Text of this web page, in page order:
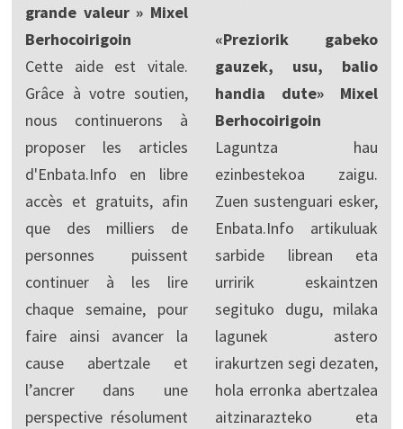
grande valeur » Mixel
Berhocoirigoin
Cette aide est vitale.
Grâce à votre soutien,
nous continuerons à
proposer les articles
d'Enbata.Info en libre
accès et gratuits, afin
que des milliers de
personnes puissent
continuer à les lire
chaque semaine, pour
faire ainsi avancer la
cause abertzale et
l’ancrer dans une
perspective résolument
«Preziorik gabeko
gauzek, usu, balio
handia dute» Mixel
Berhocoirigoin
Laguntza hau
ezinbestekoa zaigu.
Zuen sustenguari esker,
Enbata.Info artikuluak
sarbide librean eta
urririk eskaintzen
segituko dugu, milaka
lagunek astero
irakurtzen segi dezaten,
hola erronka abertzalea
aitzinarazteko eta